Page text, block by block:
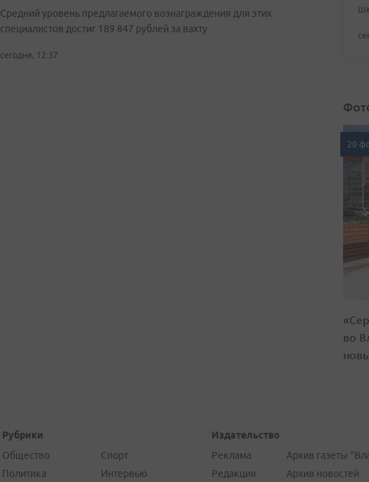
Средний уровень предлагаемого вознаграждения для этих
специалистов достиг 189 847 рублей за вахту
сегодня, 12:37
20
во
Рубрики
Общество
Политика
Спорт
Интервью
Издательство
Реклама
Редакция
Архив газеты
Архив новостей